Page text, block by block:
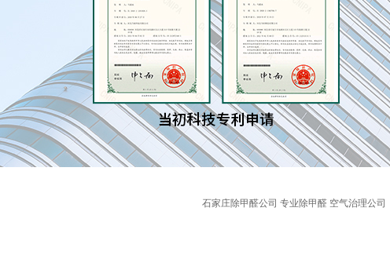
石家庄除甲醛公司 专业除甲醛 空气治理公司